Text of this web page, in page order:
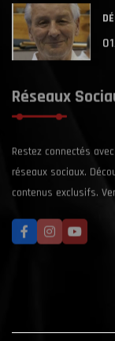
Réseaux
Restez connectés
réseaux sociaux.
contenus exclusifs.